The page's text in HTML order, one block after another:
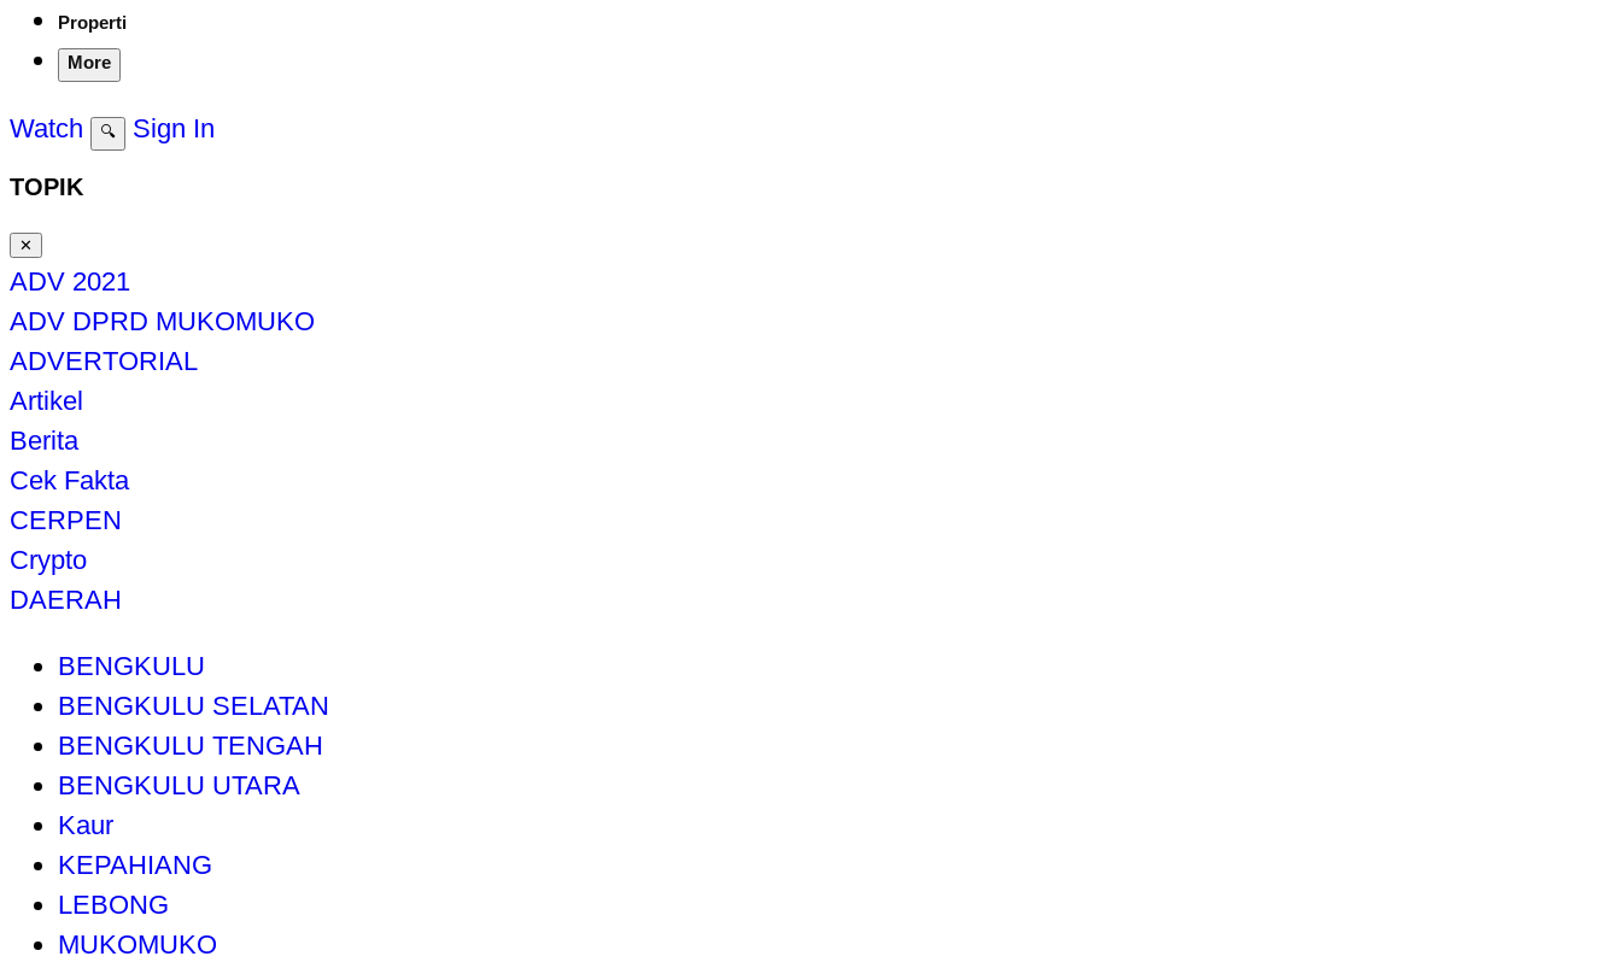
Properti
More
Watch 🔍 Sign In
TOPIK
✕
ADV 2021
ADV DPRD MUKOMUKO
ADVERTORIAL
Artikel
Berita
Cek Fakta
CERPEN
Crypto
DAERAH
BENGKULU
BENGKULU SELATAN
BENGKULU TENGAH
BENGKULU UTARA
Kaur
KEPAHIANG
LEBONG
MUKOMUKO